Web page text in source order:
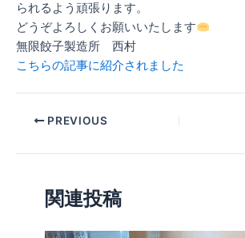
られるよう頑張ります。
どうぞよろしくお願いいたします
無限餃子製造所 西村
こちらの記事に紹介されました
PREVIOUS
関連投稿